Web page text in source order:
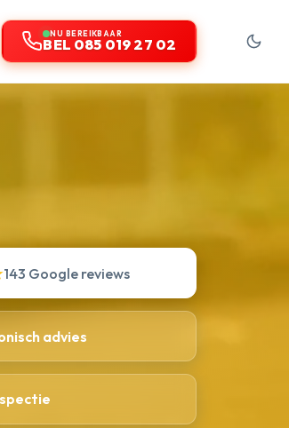
NU BEREIKBAAR
BEL 085 019 27 02
143 Google reviews
advies